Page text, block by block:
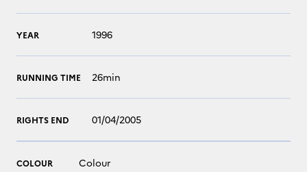
YEAR 1996
RUNNING TIME 26min
RIGHTS END 01/04/2005
COLOUR Colour